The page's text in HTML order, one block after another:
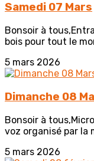
Samedi 07 Mars
Bonsoir à
bois pour tout le
5 mars 2026
Dimanche 08
Bonsoir à
voz organisé par la
5 mars 2026